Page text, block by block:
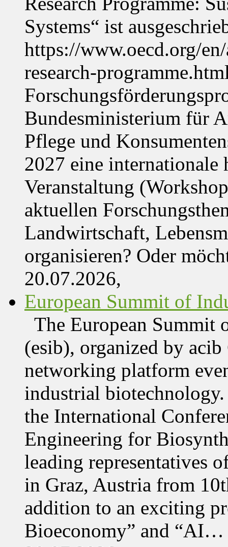
Systems“ ist
https://www.oecd.org/
research-
Bundesministerium für
Pflege und
2027 eine internationale
Veranstaltung
aktuellen
Landwirtschaft,
organisieren? Oder
20.07.2026,
European Summit of
The European
(esib), organized by
networking platform
industrial
the International
Engineering for
leading representatives
in Graz, Austria from
addition to an exciting
Bioeconomy” and “AI…